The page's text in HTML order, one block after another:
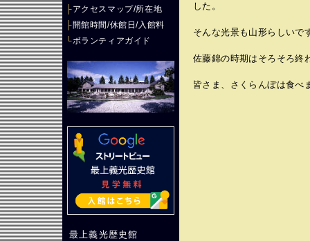
├アクセスマップ/所在地
├開館時間/休館日/入館料
└ボランティアガイド
最上義光歴史館
した。
そんな光景も山形らしいで
佐藤錦の時期はそろそろ終
皆さま、さくらんぼは食べ